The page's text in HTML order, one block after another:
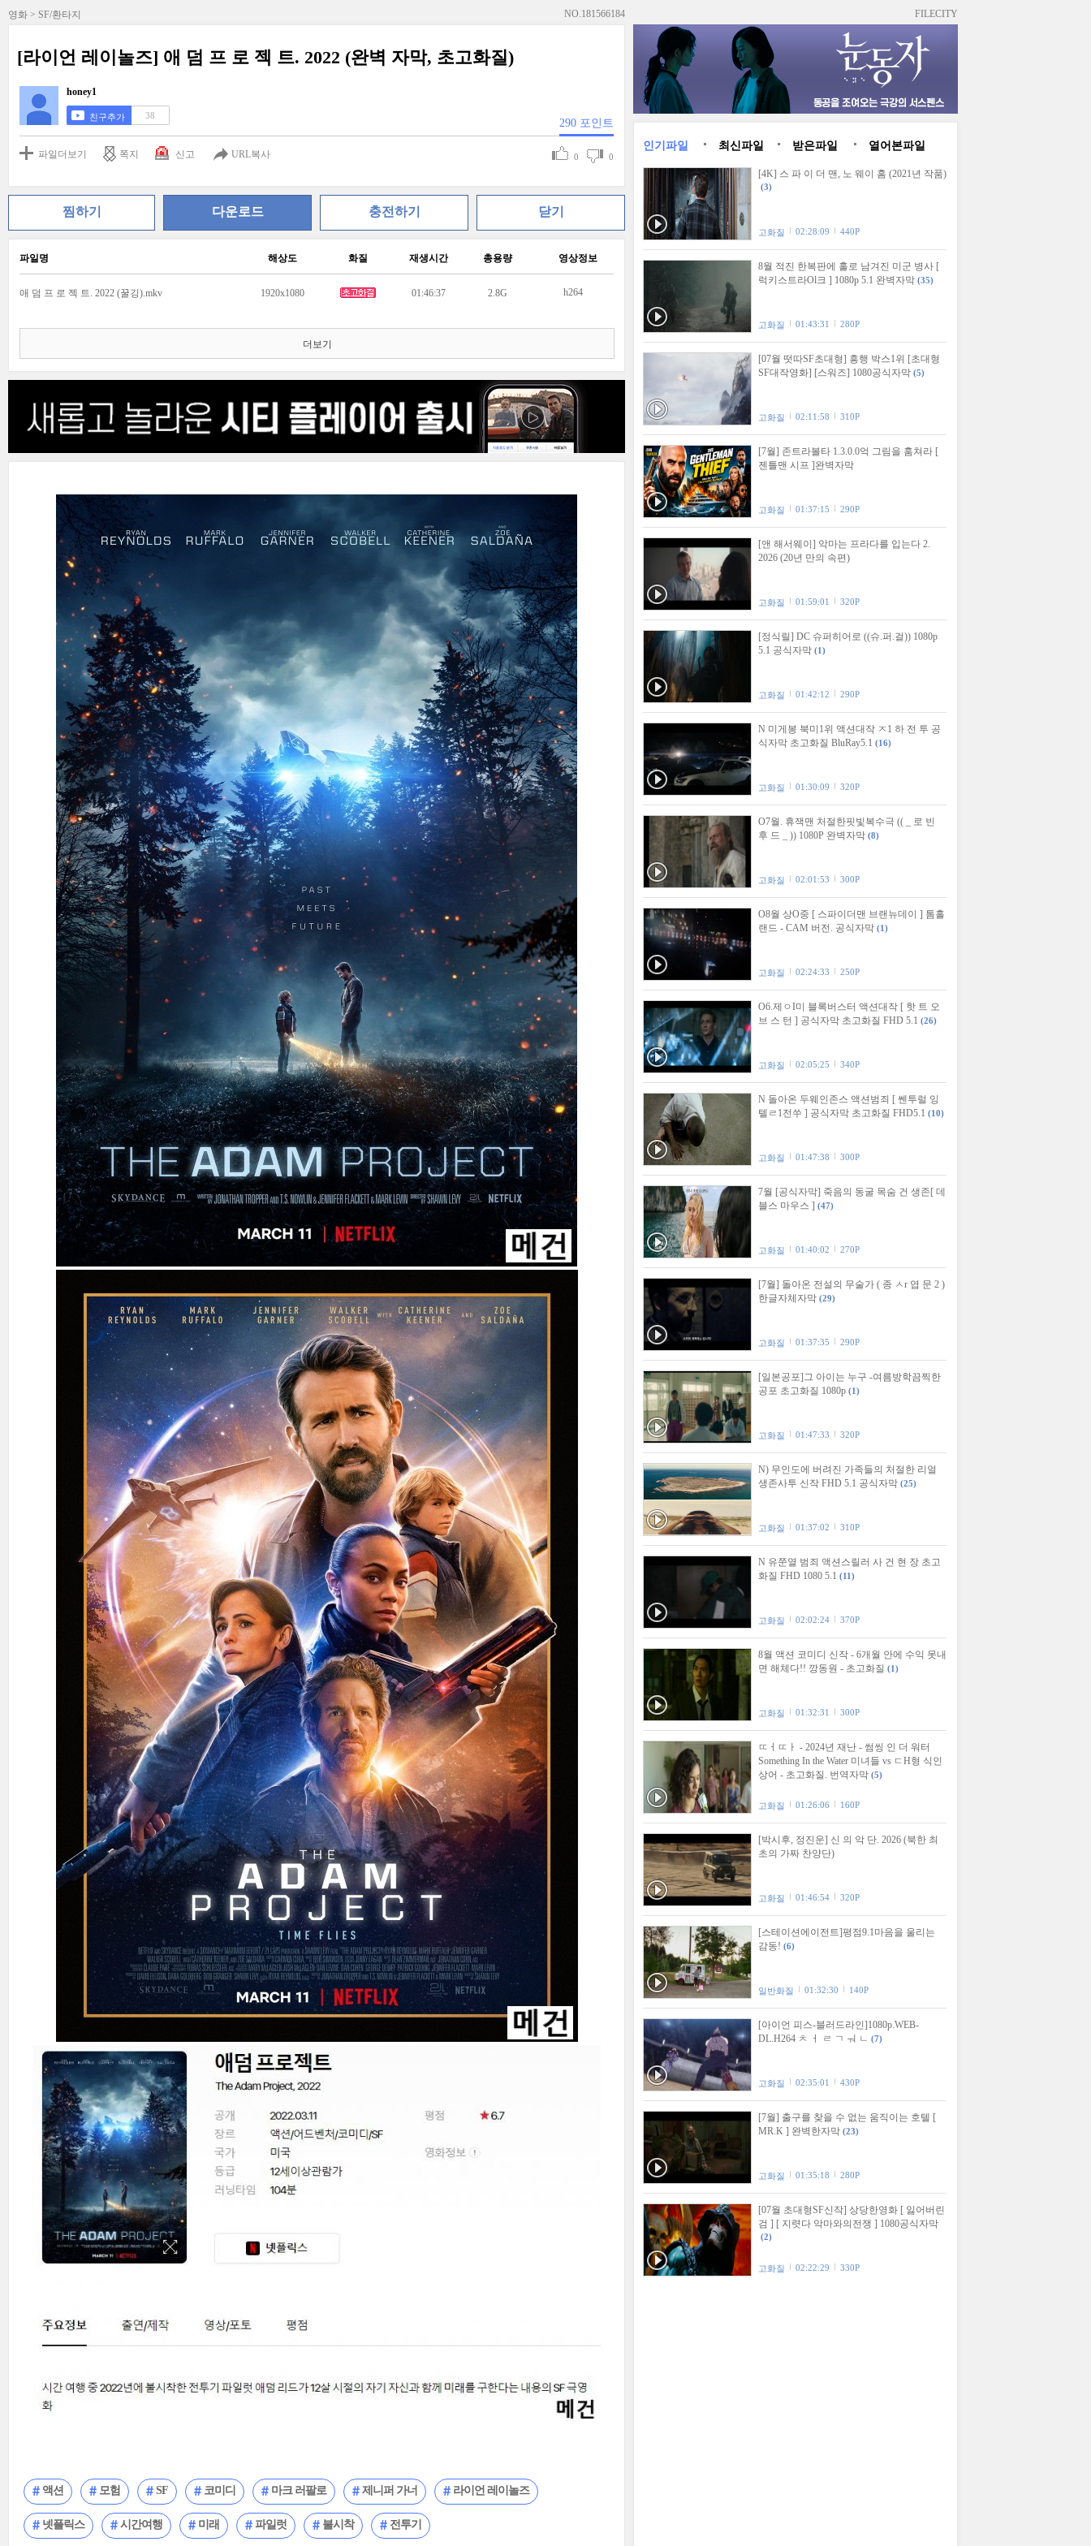
영화 > SF/환타지 NO.181566184
[라이언 레이놀즈] 애 덤 프 로 젝 트. 2022 (완벽 자막, 초고화질)
honey1
친구추가 38
290 포인트
파일더보기 쪽지 신고 URL복사 0 0
찜하기 다운로드 충전하기 닫기
파일명 해상도 화질 재생시간 총용량 영상정보
애 덤 프 로 젝 트. 2022 (꿀깅).mkv 1920x1080 01:46:37 2.8G h264
더보기
액션 모험 SF 코미디 마크 러팔로 제니퍼 가너 라이언 레이놀즈
넷플릭스 시간여행 미래 파일럿 불시착 전투기
FILECITY
인기파일 최신파일 받은파일 열어본파일
[4K] 스 파 이 더 맨, 노 웨이 홈 (2021년 작품)
(3)
고화질 02:28:09 440P
8월 적진 한복판에 홀로 남겨진 미군 병사 [
럭키스트라Ol크 ] 1080p 5.1 완벽자막 (35)
고화질 01:43:31 280P
[07월 떳따SF초대형] 흥행 박스1위 [초대형
SF대작영화] [스워즈] 1080공식자막 (5)
고화질 02:11:58 310P
[7월] 존트라볼타 1.3.0.0억 그림을 훔쳐라 [
젠틀맨 시프 ]완벽자막
고화질 01:37:15 290P
[앤 해서웨이] 악마는 프라다를 입는다 2.
2026 (20년 만의 속편)
고화질 01:59:01 320P
[정식릴] DC 슈퍼히어로 ((슈.퍼.걸)) 1080p
5.1 공식자막 (1)
고화질 01:42:12 290P
N 미게봉 북미1위 액션대작 ㅈ1 하 전 투 공
식자막 초고화질 BluRay5.1 (16)
고화질 01:30:09 320P
O7월. 휴잭맨 처절한핏빛복수극 (( _ 로 빈
후 드 _ )) 1080P 완벽자막 (8)
고화질 02:01:53 300P
O8월 상O중 [ 스파이더맨 브랜뉴데이 ] 톰홀
랜드 - CAM 버전. 공식자막 (1)
고화질 02:24:33 250P
O6.제ㅇI미 블록버스터 액션대작 [ 핫 트 오
브 스 턴 ] 공식자막 초고화질 FHD 5.1 (26)
고화질 02:05:25 340P
N 돌아온 두웨인존스 액션범죄 [ 쎈투럴 잉
텔ㄹ1전쑤 ] 공식자막 초고화질 FHD5.1 (10)
고화질 01:47:38 300P
7월 [공식자막] 죽음의 동굴 목숨 건 생존[ 데
블스 마우스 ] (47)
고화질 01:40:02 270P
[7월] 돌아온 전설의 무술가 ( 종 ㅅr 엽 문 2 )
한글자체자막 (29)
고화질 01:37:35 290P
[일본공포]그 아이는 누구 -여름방학끔찍한
공포 초고화질 1080p (1)
고화질 01:47:33 320P
N) 무인도에 버려진 가족들의 처절한 리얼
생존사투 신작 FHD 5.1 공식자막 (25)
고화질 01:37:02 310P
N 유쭌열 범죄 액션스릴러 사 건 현 장 초고
화질 FHD 1080 5.1 (11)
고화질 02:02:24 370P
8월 액션 코미디 신작 - 6개월 안에 수익 못내
면 해체다!! 깡동원 - 초고화질 (1)
고화질 01:32:31 300P
ㄸㅓㄸㅏ - 2024년 재난 - 썸씽 인 더 워터
Something In the Water 미녀들 vs ㄷH형 식인
상어 - 초고화질. 번역자막 (5)
고화질 01:26:06 160P
[박시후, 정진운] 신 의 악 단. 2026 (북한 최
초의 가짜 찬양단)
고화질 01:46:54 320P
[스테이션에이전트]평점9.1마음을 울리는
감동! (6)
일반화질 01:32:30 140P
[아이언 피스-블러드라인]1080p.WEB-
DL.H264 ㅊ ㅓ ㄹ ㄱ ㅝ ㄴ (7)
고화질 02:35:01 430P
[7월] 출구를 찾을 수 없는 움직이는 호텔 [
MR.K ] 완벽한자막 (23)
고화질 01:35:18 280P
[07월 초대형SF신작] 상당한영화 [ 잃어버린
검 ] [ 지렷다 악마와의전쟁 ] 1080공식자막
(2)
고화질 02:22:29 330P